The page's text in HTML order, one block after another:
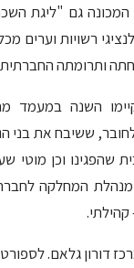
גם "ליגת
רשויות וערים
ותרומתה החברתית
השנה במעמד
ששיבח את בני
שהפגינו וכן מוטי
מנהלת המחלקה
דורון גלאם. לספורט